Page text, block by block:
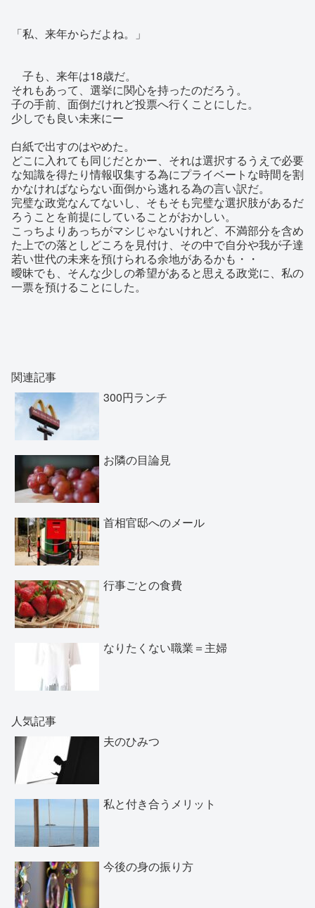
「私、来年からだよね。」
子も、来年は18歳だ。
それもあって、選挙に関心を持ったのだろう。
子の手前、面倒だけれど投票へ行くことにした。
少しでも良い未来にー
白紙で出すのはやめた。
どこに入れても同じだとかー、それは選択するうえで必要
な知識を得たり情報収集する為にプライベートな時間を割
かなければならない面倒から逃れる為の言い訳だ。
完璧な政党なんてないし、そもそも完璧な選択肢があるだ
ろうことを前提にしていることがおかしい。
こっちよりあっちがマシじゃないけれど、不満部分を含め
た上での落としどころを見付け、その中で自分や我が子達
若い世代の未来を預けられる余地があるかも・・
曖昧でも、そんな少しの希望があると思える政党に、私の
一票を預けることにした。
関連記事
300円ランチ
お隣の目論見
首相官邸へのメール
行事ごとの食費
なりたくない職業＝主婦
人気記事
夫のひみつ
私と付き合うメリット
今後の身の振り方